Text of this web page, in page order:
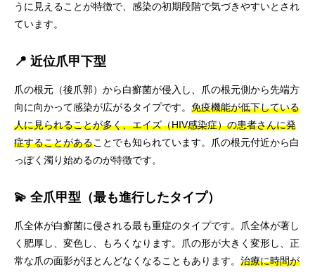
うに見えることが特徴で、感染の初期段階で気づきやすいとされ
ています。
📍 近位爪甲下型
爪の根元（後爪郭）から白癬菌が侵入し、爪の根元側から先端方
向に向かって感染が広がるタイプです。 免疫機能が低下している
人に見られることが多く、エイズ（HIV感染症）の患者さんに発
症することがあることでも知られています。爪の根元付近から白
っぽく濁り始めるのが特徴です。
💫 全爪甲型（最も進行したタイプ）
爪全体が白癬菌に侵される最も重症のタイプです。爪全体が著し
く肥厚し、変色し、もろくなります。爪の形が大きく変形し、正
常な爪の面影がほとんどなくなることもあります。 治療に時間が